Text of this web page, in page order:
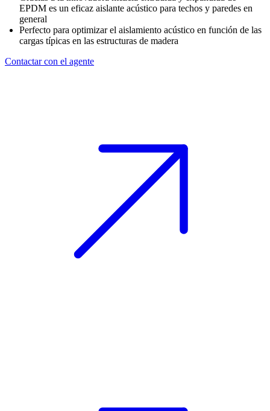
EPDM es un eficaz aislante acústico para techos y paredes en
general
Perfecto para optimizar el aislamiento acústico en función de las
cargas típicas en las estructuras de madera
Contactar con el agente